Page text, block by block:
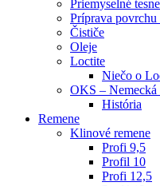
Priemyselné
Príprava
Čističe
Oleje
Loctite
Niečo o
OKS – Nemecká
História
Remene
Klinové remene
Profi 9,5
Profil 10
Profi 12,5